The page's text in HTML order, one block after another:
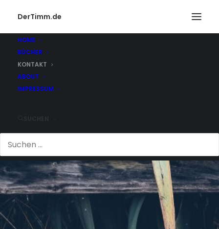
DerTimm.de
HOME
BÜCHER
KONTAKT
ABOUT
IMPRESSUM
KONTAKT